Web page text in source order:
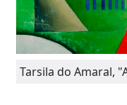
Tarsila do Amaral,